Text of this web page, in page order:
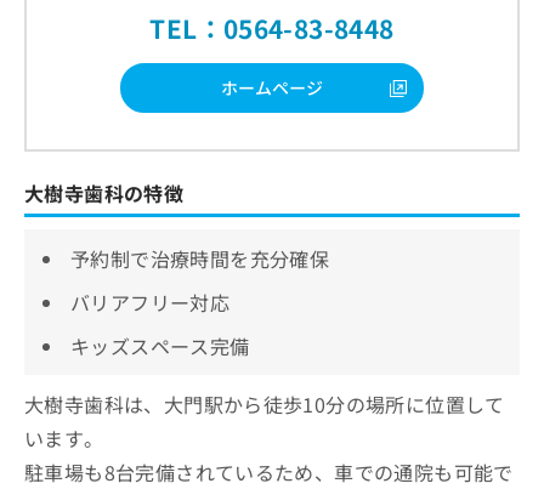
TEL：0564-83-8448
ホームページ
大樹寺歯科の特徴
予約制で治療時間を充分確保
バリアフリー対応
キッズスペース完備
大樹寺歯科は、大門駅から徒歩10分の場所に位置して
います。
駐車場も8台完備されているため、車での通院も可能で